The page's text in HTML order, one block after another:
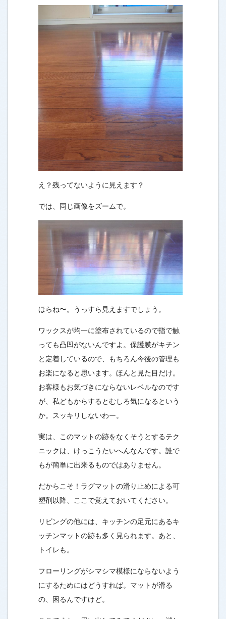
え？残ってないように見えます？
では、同じ画像をズームで。
ほらね〜。うっすら見えますでしょう。
ワックスが均一に塗布されているので指で触
っても凸凹がないんですよ。保護膜がキチン
と定着しているので、もちろん今後の管理も
お楽になると思います。ほんと見た目だけ。
お客様もお気づきにならないレベルなのです
が、私どもからするとむしろ気になるという
か。スッキリしないわー。
実は、このマットの跡をなくそうとするテク
ニックは、けっこうたいへんなんです。誰で
もが簡単に出来るものではありません。
だからこそ！ラグマットの滑り止めによる可
塑剤以降、ここで覚えておいてください。
リビングの他には、キッチンの足元にあるキ
ッチンマットの跡も多く見られます。あと、
トイレも。
フローリングがシマシマ模様にならないよう
にするためにはどうすれば。マットが滑る
の、困るんですけど。